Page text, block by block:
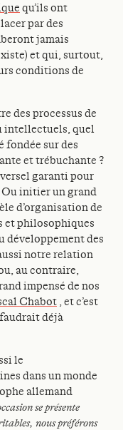
qu’ils ont
par des
jamais
et qui, surtout,
conditions de
des processus de
intellectuels, quel
fondée sur des
et trébuchante ?
garanti pour
Ou initier un grand
d’organisation de
et philosophiques
développement des
notre relation
au contraire,
impensé de nos
Chabot , et c’est
déjà
le
dans un monde
allemand
se présente
nous préférons